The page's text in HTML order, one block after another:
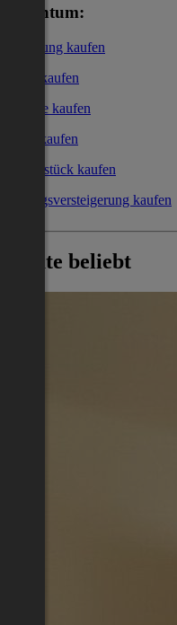
Eigentum:
Wohnung kaufen
Haus kaufen
Garage kaufen
Büro kaufen
Grundstück kaufen
Zwangsversteigerung kaufen
Heute beliebt